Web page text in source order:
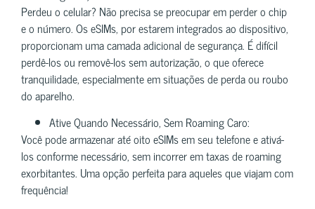
Perdeu o celular? Não precisa se preocupar em perder o chip
e o número. Os eSIMs, por estarem integrados ao dispositivo,
proporcionam uma camada adicional de segurança. É difícil
perdê-los ou removê-los sem autorização, o que oferece
tranquilidade, especialmente em situações de perda ou roubo
do aparelho.
Ative Quando Necessário, Sem Roaming Caro:
Você pode armazenar até oito eSIMs em seu telefone e ativá-
los conforme necessário, sem incorrer em taxas de roaming
exorbitantes. Uma opção perfeita para aqueles que viajam com
frequência!